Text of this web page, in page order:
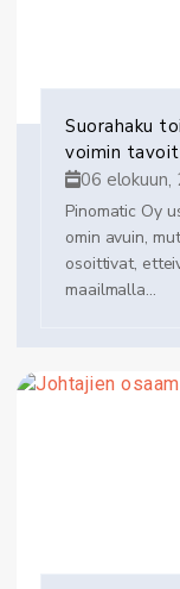
Suorahaku
voimin
06 elokuun,
Pinomatic Oy
omin avuin,
osoittivat,
maailmalla...